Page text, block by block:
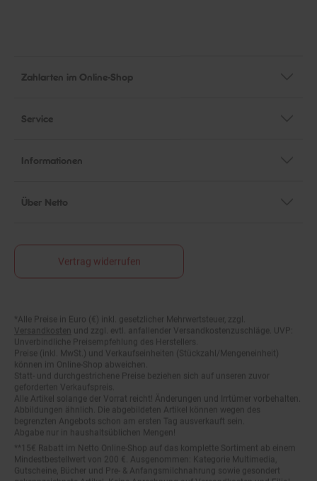
Über Netto
Fußnoten
Versandkosten und zzgl. evtl. anfallender Versandkostenzuschläge. UVP:
Unverbindliche Preisempfehlung des Herstellers.
Preise (inkl. MwSt.) und Verkaufseinheiten (Stückzahl/Mengeneinheit)
können im Online-Shop abweichen.
Statt- und durchgestrichene Preise beziehen sich auf unseren zuvor
geforderten Verkaufspreis.
Alle Artikel solange der Vorrat reicht! Änderungen und Irrtümer vorbehalten.
Abbildungen ähnlich. Die abgebildeten Artikel können wegen des
begrenzten Angebots schon am ersten Tag ausverkauft sein.
Abgabe nur in haushaltsüblichen Mengen!
Mindestbestellwert von 200 €. Ausgenommen: Kategorie Multimedia,
Gutscheine, Bücher und Pre- & Anfangsmilchnahrung sowie gesondert
gekennzeichnete Artikel. Keine Anrechnung auf Versandkosten und Filial-